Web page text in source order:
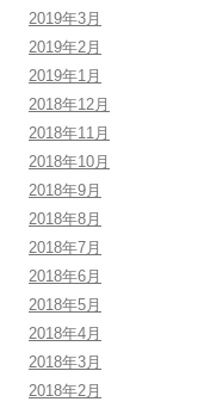
2019年3月
2019年2月
2019年1月
2018年12月
2018年11月
2018年10月
2018年9月
2018年8月
2018年7月
2018年6月
2018年5月
2018年4月
2018年3月
2018年2月